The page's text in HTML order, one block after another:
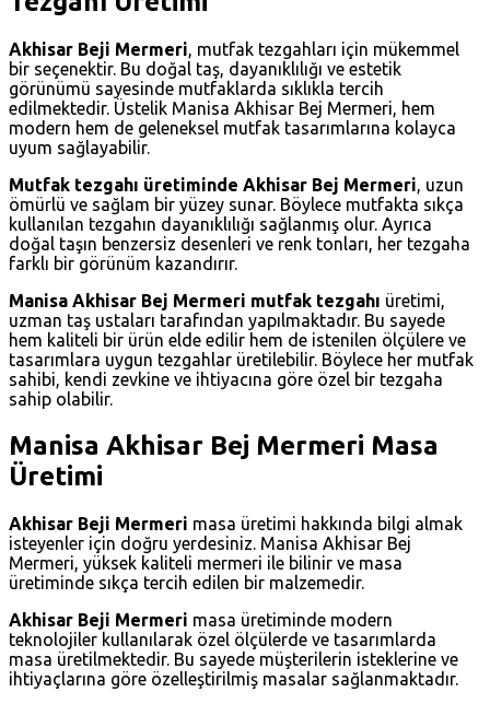
Akhisar Beji Mermeri, mutfak tezgahları için mükemmel
bir seçenektir. Bu doğal taş, dayanıklılığı ve estetik
görünümü sayesinde mutfaklarda sıklıkla tercih
edilmektedir. Üstelik Manisa Akhisar Bej Mermeri, hem
modern hem de geleneksel mutfak tasarımlarına kolayca
uyum sağlayabilir.
Mutfak tezgahı üretiminde Akhisar Bej Mermeri, uzun
ömürlü ve sağlam bir yüzey sunar. Böylece mutfakta sıkça
kullanılan tezgahın dayanıklılığı sağlanmış olur. Ayrıca
doğal taşın benzersiz desenleri ve renk tonları, her tezgaha
farklı bir görünüm kazandırır.
Manisa Akhisar Bej Mermeri mutfak tezgahı üretimi,
uzman taş ustaları tarafından yapılmaktadır. Bu sayede
hem kaliteli bir ürün elde edilir hem de istenilen ölçülere ve
tasarımlara uygun tezgahlar üretilebilir. Böylece her mutfak
sahibi, kendi zevkine ve ihtiyacına göre özel bir tezgaha
sahip olabilir.
Manisa Akhisar Bej Mermeri Masa
Üretimi
Akhisar Beji Mermeri masa üretimi hakkında bilgi almak
isteyenler için doğru yerdesiniz. Manisa Akhisar Bej
Mermeri, yüksek kaliteli mermeri ile bilinir ve masa
üretiminde sıkça tercih edilen bir malzemedir.
Akhisar Beji Mermeri masa üretiminde modern
teknolojiler kullanılarak özel ölçülerde ve tasarımlarda
masa üretilmektedir. Bu sayede müşterilerin isteklerine ve
ihtiyaçlarına göre özelleştirilmiş masalar sağlanmaktadır.